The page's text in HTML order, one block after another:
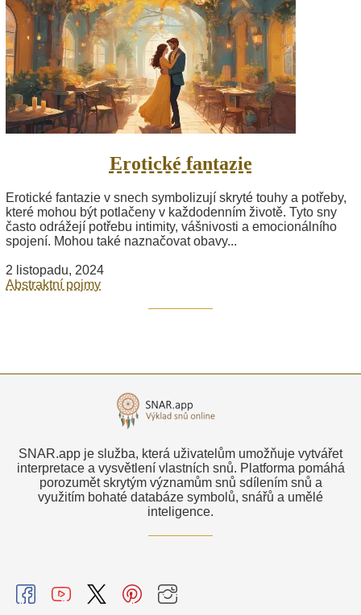
Erotické fantazie
Erotické fantazie v snech symbolizují skryté touhy a potřeby,
které mohou být potlačeny v každodenním životě. Tyto sny
často odrážejí potřebu intimity, vášnivosti a emocionálního
spojení. Mohou také naznačovat obavy...
2 listopadu, 2024
Abstraktní pojmy
SNAR.app je služba, která uživatelům umožňuje vytvářet
interpretace a vysvětlení vlastních snů. Platforma pomáhá
porozumět skrytým významům snů sdílením snů a
využitím bohaté databáze symbolů, snářů a umělé
inteligence.